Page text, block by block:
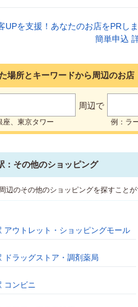
場所とキーワードから周辺のお店
周辺で
座、東京タワー 例：ラ
：その他のショッピング
辺のその他のショッピングを探すことが
アウトレット・ショッピングモール
ドラッグストア・調剤薬局
コンビニ